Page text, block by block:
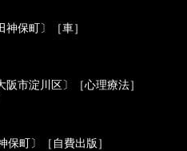
神保町〕［車］
阪市淀川区〕［心理療法］
保町〕［自費出版］